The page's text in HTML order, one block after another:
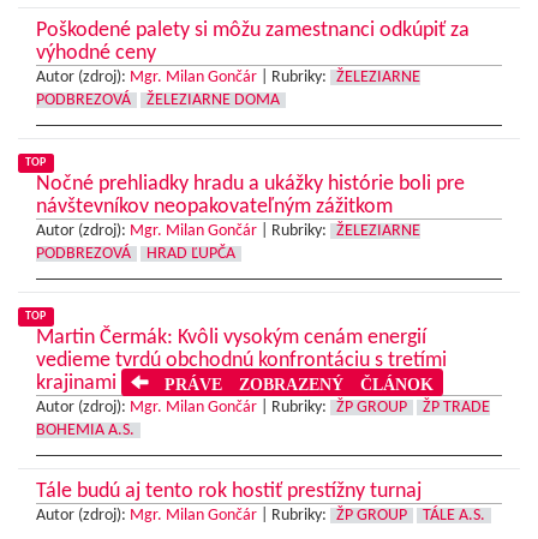
Poškodené palety si môžu zamestnanci odkúpiť za
výhodné ceny
Autor (zdroj): Mgr. Milan Gončár Rubriky:
ŽELEZIARNE
PODBREZOVÁ
ŽELEZIARNE DOMA
TOP
Nočné prehliadky hradu a ukážky histórie boli pre
návštevníkov neopakovateľným zážitkom
Autor (zdroj): Mgr. Milan Gončár Rubriky:
ŽELEZIARNE
PODBREZOVÁ
HRAD ĽUPČA
TOP
Martin Čermák: Kvôli vysokým cenám energií
vedieme tvrdú obchodnú konfrontáciu s tretími
krajinami
PRÁVE ZOBRAZENÝ ČLÁNOK
Autor (zdroj): Mgr. Milan Gončár Rubriky: ŽP GROUP
ŽP TRADE
BOHEMIA A.S.
Tále budú aj tento rok hostiť prestížny turnaj
Autor (zdroj): Mgr. Milan Gončár Rubriky: ŽP GROUP TÁLE A.S.